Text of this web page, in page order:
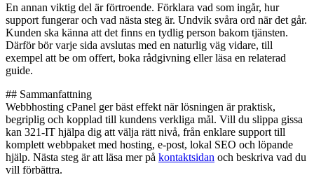
En annan viktig del är förtroende. Förklara vad som ingår, hur
support fungerar och vad nästa steg är. Undvik svåra ord när det går.
Kunden ska känna att det finns en tydlig person bakom tjänsten.
Därför bör varje sida avslutas med en naturlig väg vidare, till
exempel att be om offert, boka rådgivning eller läsa en relaterad
guide.
## Sammanfattning
Webbhosting cPanel ger bäst effekt när lösningen är praktisk,
begriplig och kopplad till kundens verkliga mål. Vill du slippa gissa
kan 321-IT hjälpa dig att välja rätt nivå, från enklare support till
komplett webbpaket med hosting, e-post, lokal SEO och löpande
hjälp. Nästa steg är att läsa mer på kontaktsidan och beskriva vad du
vill förbättra.